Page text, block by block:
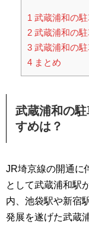
1 武蔵浦和の
2武蔵浦和の駐
3武蔵浦和の駐
4まとめ
武蔵浦和の
すめは？
JR埼京線の開通に
として武蔵浦和駅
内、池袋駅や新宿
発展を遂げた武蔵